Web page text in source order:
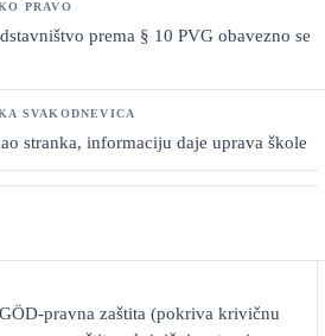
prema § 10 PVG obavezno se
stranka, informaciju daje uprava škole
pravna zaštita (pokriva krivičnu